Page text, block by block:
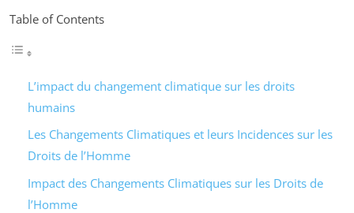
Table of Contents
L’impact du changement climatique sur les droits
humains
Les Changements Climatiques et leurs Incidences sur les
Droits de l’Homme
Impact des Changements Climatiques sur les Droits de
l’Homme